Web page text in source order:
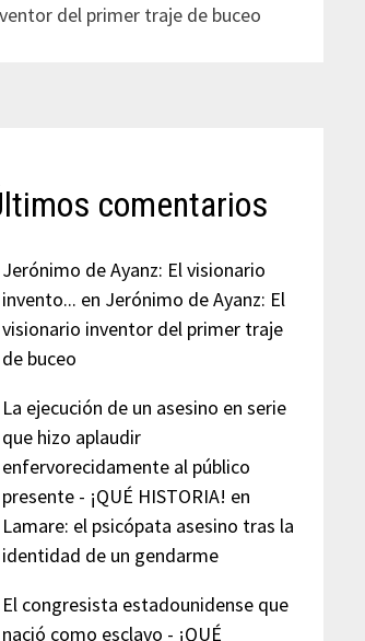
del primer traje de buceo
comentarios
Jerónimo de Ayanz: El visionario
invento... en Jerónimo de Ayanz: El
visionario inventor del primer traje
de buceo
La ejecución de un asesino en serie
que hizo aplaudir
enfervorecidamente al público
presente - ¡QUÉ HISTORIA! en
Lamare: el psicópata asesino tras la
identidad de un gendarme
El congresista estadounidense que
nació como esclavo - ¡QUÉ